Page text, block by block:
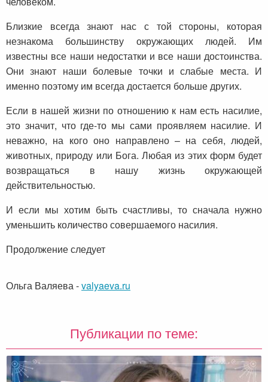
Близкие всегда знают нас с той стороны, которая
незнакома большинству окружающих людей. Им
известны все наши недостатки и все наши достоинства.
Они знают наши болевые точки и слабые места. И
именно поэтому им всегда достается больше других.
Если в нашей жизни по отношению к нам есть насилие,
это значит, что где-то мы сами проявляем насилие. И
неважно, на кого оно направлено – на себя, людей,
животных, природу или Бога. Любая из этих форм будет
возвращаться в нашу жизнь окружающей
действительностью.
И если мы хотим быть счастливы, то сначала нужно
уменьшить количество совершаемого насилия.
Продолжение следует
Ольга Валяева-valyaeva.ru
Публикации по теме: